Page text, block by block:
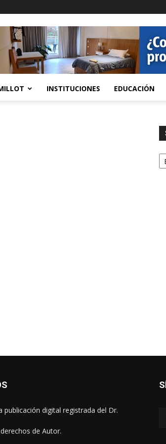
INSTITUCIONES EDUCACIÓN
publicación digital registrada del Dr.
de Autor.